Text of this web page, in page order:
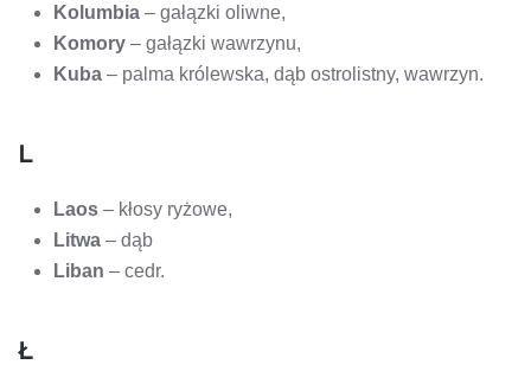
Kolumbia – gałązki oliwne,
Komory – gałązki wawrzynu,
Kuba – palma królewska, dąb ostrolistny, wawrzyn.
L
Laos – kłosy ryżowe,
Litwa – dąb
Liban – cedr.
Ł